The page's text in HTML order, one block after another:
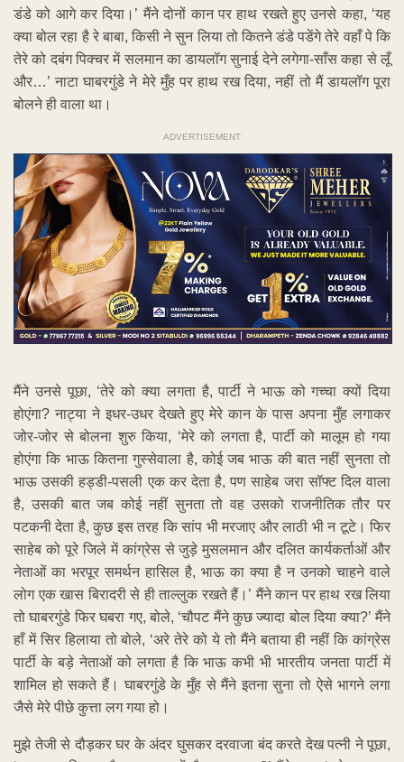
डंडे को आगे कर दिया।’ मैंने दोनों कान पर हाथ रखते हुए उनसे कहा, ‘यह
क्या बोल रहा है रे बाबा, किसी ने सुन लिया तो कितने डंडे पडेंगे तेरे वहाँ पे कि
तेरे को दबंग पिक्चर में सलमान का डायलॉग सुनाई देने लगेगा-साँस कहा से लूँ
और…’ नाटा घाबरगुंडे ने मेरे मुँह पर हाथ रख दिया, नहीं तो मैं डायलॉग पूरा
बोलने ही वाला था।
ADVERTISEMENT
मैंने उनसे पूछा, ‘तेरे को क्या लगता है, पार्टी ने भाऊ को गच्चा क्यों दिया
होएंगा? नाट्या ने इधर-उधर देखते हुए मेरे कान के पास अपना मुँह लगाकर
जोर-जोर से बोलना शुरु किया, ‘मेरे को लगता है, पार्टी को मालूम हो गया
होएंगा कि भाऊ कितना गुस्सेवाला है, कोई जब भाऊ की बात नहीं सुनता तो
भाऊ उसकी हड्डी-पसली एक कर देता है, पण साहेब जरा सॉफ्ट दिल वाला
है, उसकी बात जब कोई नहीं सुनता तो वह उसको राजनीतिक तौर पर
पटकनी देता है, कुछ इस तरह कि सांप भी मरजाए और लाठी भी न टूटे। फिर
साहेब को पूरे जिले में कांग्रेस से जुड़े मुसलमान और दलित कार्यकर्ताओं और
नेताओं का भरपूर समर्थन हासिल है, भाऊ का क्या है न उनको चाहने वाले
लोग एक खास बिरादरी से ही ताल्लुक रखते हैं।’ मैंने कान पर हाथ रख लिया
तो घाबरगुंडे फिर घबरा गए, बोले, ‘चौपट मैंने कुछ ज्यादा बोल दिया क्या?’ मैंने
हाँ में सिर हिलाया तो बोले, ‘अरे तेरे को ये तो मैंने बताया ही नहीं कि कांग्रेस
पार्टी के बड़े नेताओं को लगता है कि भाऊ कभी भी भारतीय जनता पार्टी में
शामिल हो सकते हैं। घाबरगुंडे के मुँह से मैंने इतना सुना तो ऐसे भागने लगा
जैसे मेरे पीछे कुत्ता लग गया हो।
मुझे तेजी से दौड़कर घर के अंदर घुसकर दरवाजा बंद करते देख पत्नी ने पूछा,